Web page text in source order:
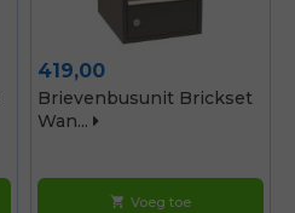
Prijs
419,00
Brievenbusunit Brickset
Wan...
shopping_cart Voeg toe